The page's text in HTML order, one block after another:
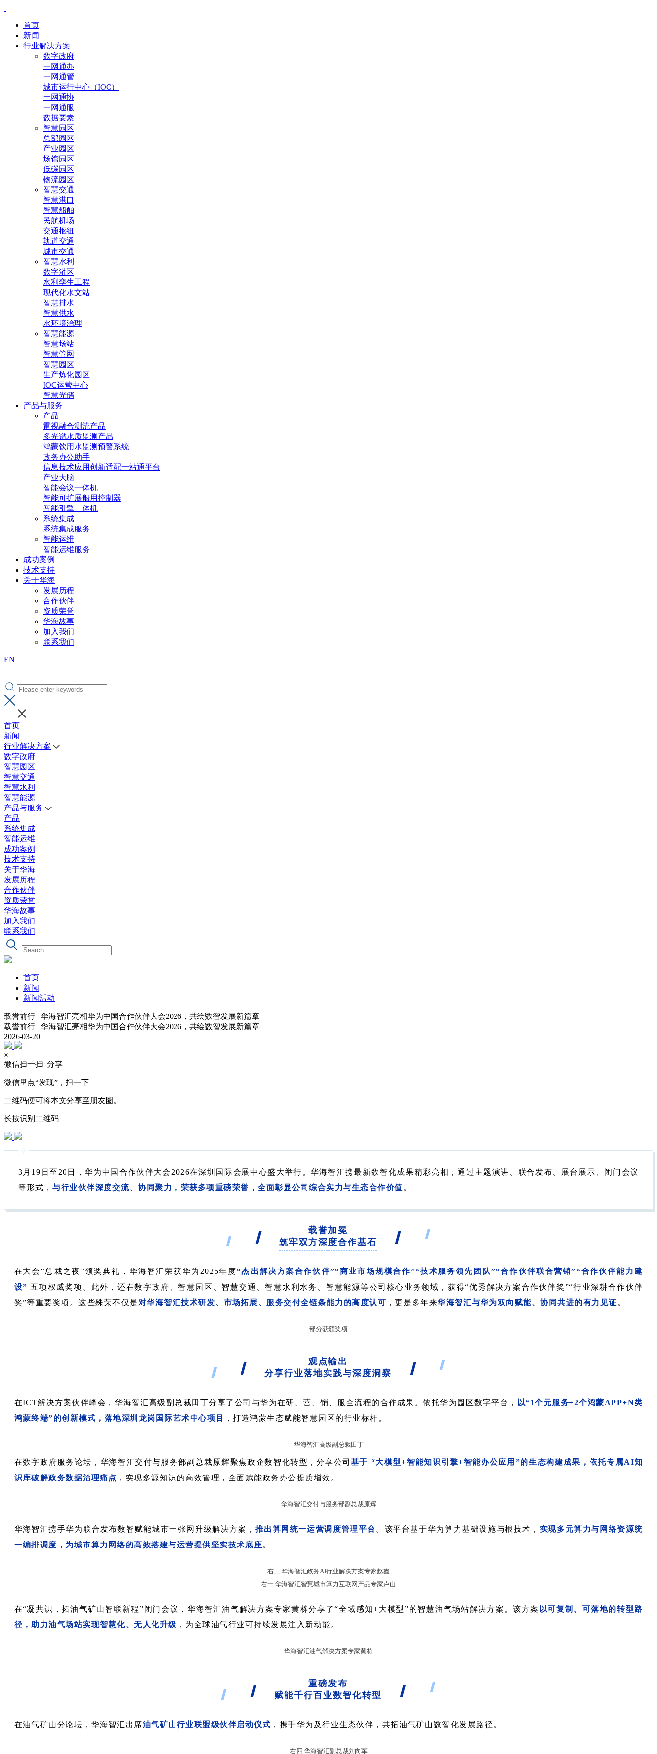
首页
新闻
行业解决方案
数字政府
一网通办
一网通管
城市运行中心（IOC）
一网通协
一网通服
数据要素
智慧园区
总部园区
产业园区
场馆园区
低碳园区
物流园区
智慧交通
智慧港口
智慧船舶
民航机场
交通枢纽
轨道交通
城市交通
智慧水利
数字灌区
水利孪生工程
现代化水文站
智慧排水
智慧供水
水环境治理
智慧能源
智慧场站
智慧管网
智慧园区
生产炼化园区
IOC运营中心
智慧光储
产品与服务
产品
雷视融合测流产品
多光谱水质监测产品
鸿蒙饮用水监测预警系统
政务办公助手
信息技术应用创新适配一站通平台
产业大脑
智能会议一体机
智能可扩展船用控制器
智能引擎一体机
系统集成
系统集成服务
智能运维
智能运维服务
成功案例
技术支持
关于华海
发展历程
合作伙伴
资质荣誉
华海故事
加入我们
联系我们
EN
首页
新闻
行业解决方案
数字政府
智慧园区
智慧交通
智慧水利
智慧能源
产品与服务
产品
系统集成
智能运维
成功案例
技术支持
关于华海
发展历程
合作伙伴
资质荣誉
华海故事
加入我们
联系我们
首页
新闻
新闻活动
载誉前行 | 华海智汇亮相华为中国合作伙伴大会2026，共绘数智发展新篇章
载誉前行 | 华海智汇亮相华为中国合作伙伴大会2026，共绘数智发展新篇章
2026-03-20
×
微信扫一扫: 分享
微信里点“发现”，扫一下
二维码便可将本文分享至朋友圈。
长按识别二维码
//
3月19日至20日，华为中国合作伙伴大会2026在深圳国际会展中心盛大举行。华海智汇携最新数智化成果精彩亮相，通过主题演讲、联合发布、展台展示、闭门会议
等形式， 与行业伙伴深度交流、协同聚力，荣获多项重磅荣誉，全面彰显公司综合实力与生态合作价值 。
载誉加冕
筑牢双方深度合作基石
在大会“总裁之夜”颁奖典礼，华海智汇荣获华为2025年度“杰出解决方案合作伙伴”“商业市场规模合作”“技术服务领先团队”“合作伙伴联合营销”“合作伙伴能力建
设” 五项权威奖项。此外，还在数字政府、智慧园区、智慧交通、智慧水利水务、智慧能源等公司核心业务领域，获得“优秀解决方案合作伙伴奖”“行业深耕合作伙伴
奖”等重要奖项。这些殊荣不仅是 对华海智汇技术研发、市场拓展、服务交付全链条能力的高度认可 ，更是多年来华海智汇与华为双向赋能、协同共进的有力见证 。
部分获颁奖项
观点输出
分享行业落地实践与深度洞察
在ICT解决方案伙伴峰会，华海智汇高级副总裁田丁分享了公司与华为在研、营、销、服全流程的合作成果。依托华为园区数字平台，
以“1个元服务+2个鸿蒙APP+N类
鸿蒙终端”的创新模式，落地深圳龙岗国际艺术中心项目
，打造鸿蒙生态赋能智慧园区的行业标杆。
华海智汇高级副总裁田丁
在数字政府服务论坛，华海智汇交付与服务部副总裁原辉聚焦政企数智化转型，分享公司 基于 “大模型+智能知识引擎+智能办公应用”的生态构建成果，依托专属AI知
识库破解政务数据治理痛点 ，实现多源知识的高效管理，全面赋能政务办公提质增效。
华海智汇交付与服务部副总裁原辉
华海智汇携手华为联合发布数智赋能城市一张网升级解决方案，推出算网统一运营调度管理平台 。该平台基于华为算力基础设施与根技术， 实现多元算力与网络资源统
一编排调度，为城市算力网络的高效搭建与运营提供坚实技术底座 。
右二 华海智汇政务AI行业解决方案专家赵鑫
右一 华海智汇智慧城市算力互联网产品专家卢山
在“凝共识，拓油气矿山智联新程”闭门会议，华海智汇油气解决方案专家黄栋分享了“全域感知+大模型”的智慧油气场站解决方案。该方案 以可复制、可落地的转型路
径，助力油气场站实现智慧化、无人化升级 ，为全球油气行业可持续发展注入新动能。
华海智汇油气解决方案专家黄栋
重磅发布
赋能千行百业数智化转型
在油气矿山分论坛，华海智汇 出席油气矿山行业联盟级伙伴启动仪式 ，携手华为及行业生态伙伴，共拓油气矿山数智化发展路径。
右四 华海智汇副总裁刘向军